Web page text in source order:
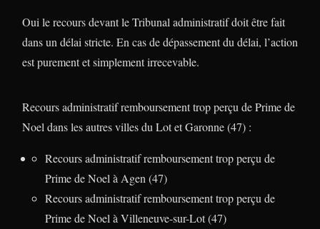
Oui le recours devant le Tribunal administratif doit être fait
dans un délai stricte. En cas de dépassement du délai, l’action
est purement et simplement irrecevable.
Recours administratif remboursement trop perçu de Prime de
Noel dans les autres villes du Lot et Garonne (47) :
Recours administratif remboursement trop perçu de
Prime de Noel à Agen (47)
Recours administratif remboursement trop perçu de
Prime de Noel à Villeneuve-sur-Lot (47)